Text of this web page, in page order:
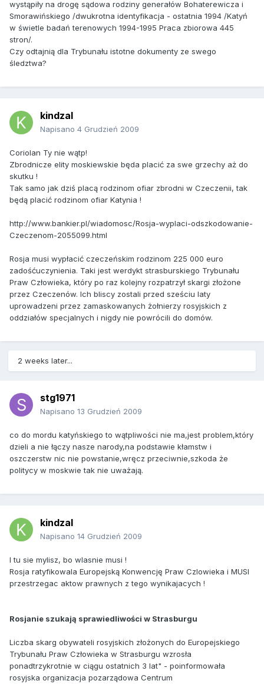
wystąpiły na drogę sądowa rodziny generałów Bohaterewicza i
Smorawińskiego /dwukrotna identyfikacja - ostatnia 1994 /Katyń
w świetle badań terenowych 1994-1995 Praca zbiorowa 445
stron/.
Czy odtajnią dla Trybunału istotne dokumenty ze swego
śledztwa?
kindzal
Napisano 4 Grudzień 2009
Coriolan Ty nie wątp!
Zbrodnicze elity moskiewskie będa placić za swe grzechy aż do
skutku !
Tak samo jak dziś placą rodzinom ofiar zbrodni w Czeczenii, tak
będą placić rodzinom ofiar Katynia !
http://www.bankier.pl/wiadomosc/Rosja-wyplaci-odszkodowanie-
Czeczenom-2055099.html
Rosja musi wypłacić czeczeńskim rodzinom 225 000 euro
zadośćuczynienia. Taki jest werdykt strasburskiego Trybunału
Praw Człowieka, który po raz kolejny rozpatrzył skargi złożone
przez Czeczenów. Ich bliscy zostali przed sześciu laty
uprowadzeni przez zamaskowanych żołnierzy rosyjskich z
oddziałów specjalnych i nigdy nie powrócili do domów.
2 weeks later...
stg1971
Napisano 13 Grudzień 2009
co do mordu katyńskiego to wątpliwości nie ma,jest problem,który
dzieli a nie łączy nasze narody,na podstawie kłamstw i
oszczerstw nic nie powstanie,wręcz przeciwnie,szkoda że
politycy w moskwie tak nie uważają.
kindzal
Napisano 14 Grudzień 2009
I tu sie mylisz, bo wlasnie musi !
Rosja ratyfikowala Europejską Konwencję Praw Czlowieka i MUSI
przestrzegac aktow prawnych z tego wynikajacych !
Rosjanie szukają sprawiedliwości w Strasburgu
Liczba skarg obywateli rosyjskich złożonych do Europejskiego
Trybunału Praw Człowieka w Strasburgu wzrosła
ponadtrzykrotnie w ciągu ostatnich 3 lat" - poinformowała
rosyjska organizacja pozarządowa Centrum